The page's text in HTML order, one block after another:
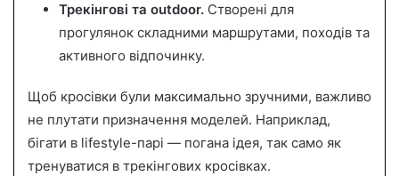
Трекінгові та outdoor. Створені для
прогулянок складними маршрутами, походів та
активного відпочинку.
Щоб кросівки були максимально зручними, важливо
не плутати призначення моделей. Наприклад,
бігати в lifestyle-парі — погана ідея, так само як
тренуватися в трекінгових кросівках.